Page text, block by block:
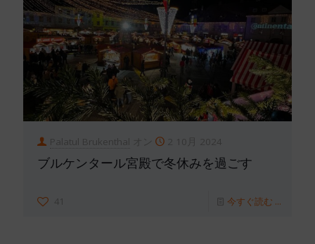
Palatul Brukenthal 2 10月 2024
ブルケンタール宮殿で冬休みを過ごす
41 今すぐ読む ...